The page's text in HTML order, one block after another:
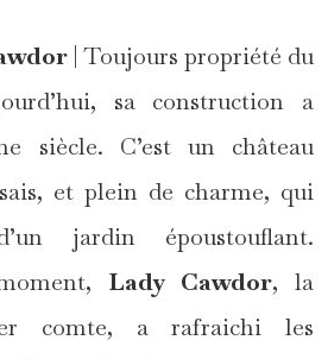
| Toujours propriété du
sa construction a
siècle. C’est un château
et plein de charme, qui
jardin époustouflant.
Lady Cawdor, la
comte, a rafraichi les